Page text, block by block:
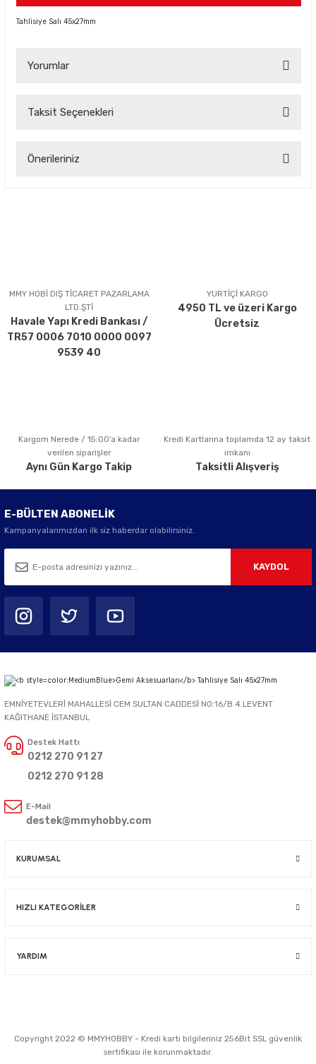
Tahlisiye Salı 45x27mm
Yorumlar
Taksit Seçenekleri
Önerileriniz
Ürün açıklamasında eksik bilgiler bulunuyor.
Ürün bilgilerinde hatalar bulunuyor.
Ürün fiyatı diğer sitelerden daha pahalı.
Bu ürüne benzer farklı alternatifler olmalı.
Gönder
MMY HOBİ DIŞ TİCARET PAZARLAMA
LTD.ŞTİ
Havale Yapı Kredi Bankası /
TR57 0006 7010 0000 0097
9539 40
YURTİÇİ KARGO
4950 TL ve üzeri Kargo
Ücretsiz
Kargom Nerede / 15:00’a kadar
verilen siparişler
Aynı Gün Kargo Takip
Kredi Kartlarına toplamda 12 ay taksit
imkanı
Taksitli Alışveriş
E-BÜLTEN ABONELİK
Kampanyalarımızdan ilk siz haberdar olabilirsiniz.
KAYDOL
EMNİYETEVLERİ MAHALLESİ CEM SULTAN CADDESİ NO:16/B 4.LEVENT
KAĞITHANE İSTANBUL
Destek Hattı
0212 270 91 27
0212 270 91 28
E-Mail
destek@mmyhobby.com
KURUMSAL
HIZLI KATEGORİLER
YARDIM
Copyright 2022 © MMYHOBBY - Kredi kartı bilgileriniz 256Bit SSL güvenlik
sertifikası ile korunmaktadır.